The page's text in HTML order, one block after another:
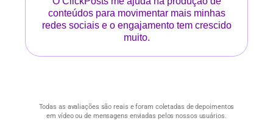
conteúdos para movimentar mais minhas
redes sociais e o engajamento tem crescido
muito.
Todas as avaliações são reais e foram coletadas de depoimentos
em vídeo ou de mensagens enviadas pelos nossos usuários.